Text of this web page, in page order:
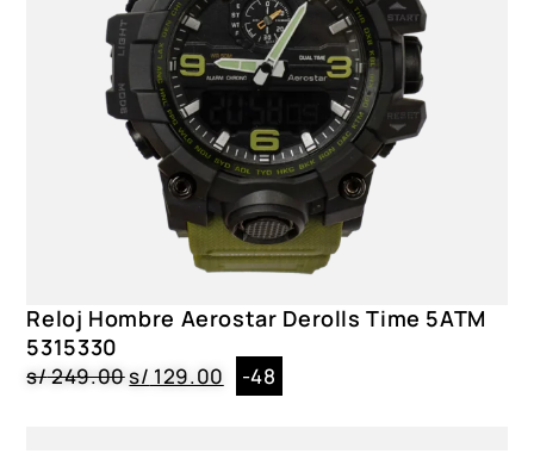
Reloj Hombre Aerostar Derolls Time 5ATM
5315330
s/249.00s/ 129.00 -48